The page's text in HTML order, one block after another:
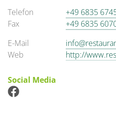
Telefon
+49 6835
Fax
+49 6835
E-Mail
Web
http://
Social Media